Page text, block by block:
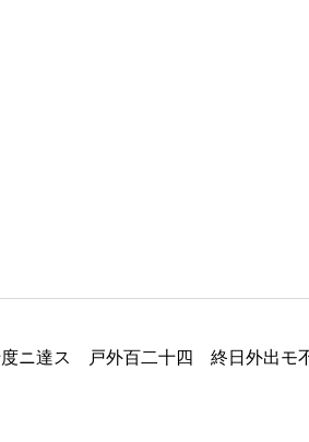
ス 戸外百二十四 終日外出モ不